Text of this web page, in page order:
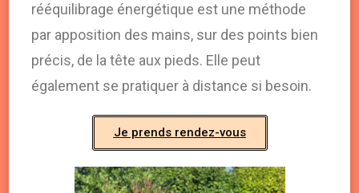
rééquilibrage énergétique est une méthode
par apposition des mains, sur des points bien
précis, de la tête aux pieds. Elle peut
également se pratiquer à distance si besoin.
Je prends rendez-vous